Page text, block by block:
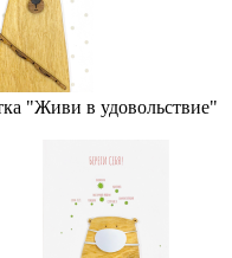
"Живи в удовольствие"